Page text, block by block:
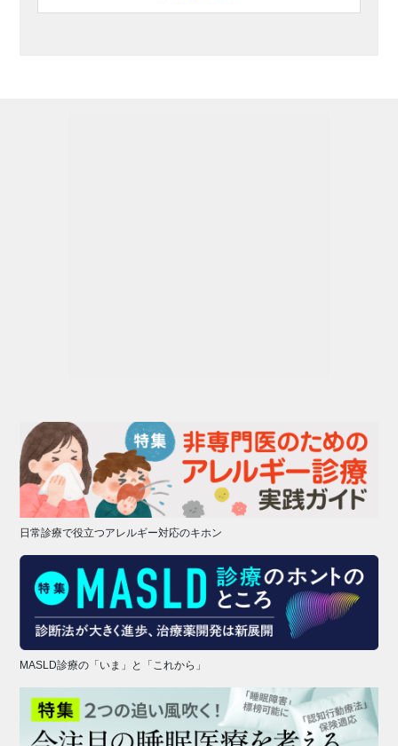
日常診療で役立つアレルギー対応のキホン
MASLD診療の「いま」と「これから」